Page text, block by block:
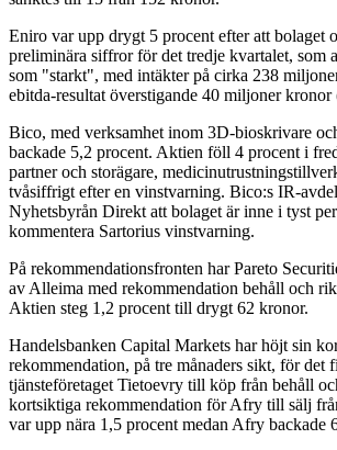
Eniro var upp drygt 5 procent efter att bolaget
preliminära siffror för det tredje kvartalet, som
som "starkt", med intäkter på cirka 238
ebitda-resultat överstigande 40 miljoner kronor
Bico, med verksamhet inom 3D-bioskrivare
backade 5,2 procent. Aktien föll 4 procent i
partner och storägare,
tvåsiffrigt efter en vinstvarning. Bico:s IR-
Nyhetsbyrån Direkt att bolaget är inne i tyst
kommentera Sartorius vinstvarning.
På rekommendationsfronten har Pareto
av Alleima med rekommendation behåll och
Aktien steg 1,2 procent till drygt 62 kronor.
Handelsbanken Capital Markets har höjt sin
rekommendation, på tre månaders sikt, för det
tjänsteföretaget Tietoevry till köp från behåll
kortsiktiga rekommendation för Afry till sälj
var upp nära 1,5 procent medan Afry backade